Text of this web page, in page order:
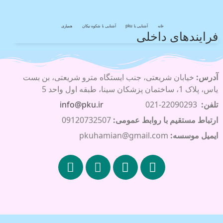
خانه آشنایی با pku آشنایی با شکوه نیکان همیاری
فرایندهای داخلی
آدرس: خیابان شریعتی، جنب ایستگاه مترو شریعتی، بن بست
یاس، پلاک 1، ساختمان پزشکان سینا، طبقه اول واحد 5
تلفن:
info@pku.ir
ارتباط مستقیم با روابط عمومی: 09120732507
ایمیل موسسه: